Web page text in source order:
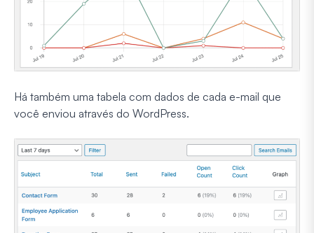
Há também uma tabela com dados de cada e-mail que
você enviou através do WordPress.